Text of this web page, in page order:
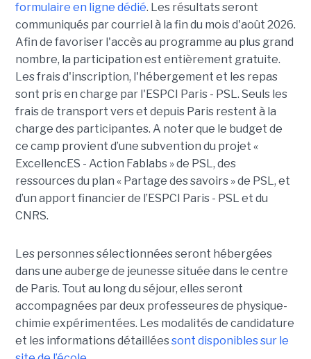
formulaire en ligne dédié. Les résultats seront
communiqués par courriel à la fin du mois d'août 2026.
Afin de favoriser l'accès au programme au plus grand
nombre, la participation est entièrement gratuite.
Les frais d'inscription, l'hébergement et les repas
sont pris en charge par l'ESPCI Paris - PSL. Seuls les
frais de transport vers et depuis Paris restent à la
charge des participantes. A noter que le budget de
ce camp provient d’une subvention du projet «
ExcellencES - Action Fablabs » de PSL, des
ressources du plan « Partage des savoirs » de PSL, et
d’un apport financier de l’ESPCI Paris - PSL et du
CNRS.
Les personnes sélectionnées seront hébergées
dans une auberge de jeunesse située dans le centre
de Paris. Tout au long du séjour, elles seront
accompagnées par deux professeures de physique-
chimie expérimentées. Les modalités de candidature
et les informations détailléessont disponibles sur le